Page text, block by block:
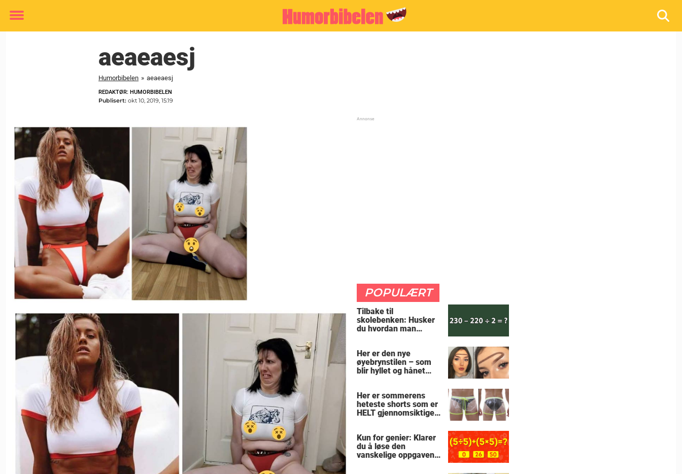
Toggle
aeaeaesj
Humorbibelen » aeaeaesj
REDAKTØR: HUMORBIBELEN
Publisert: okt 10, 2019, 15:19
POPULÆRT
Tilbake til
skolebenken: Husker
du hvordan man
Her er den nye
øyebrynstilen – som
blir hyllet og hånet
Her er sommerens
heteste shorts som er
HELT gjennomsiktige
Kun for genier: Klarer
du å løse den
vanskelige oppgaven